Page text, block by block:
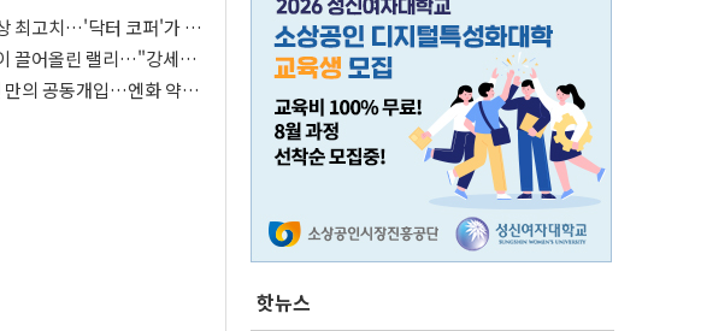
최고치…'닥터 코퍼'가 말
호가 달라졌다
끌어올린 랠리…"강세장
경고등"
만의 공동개입…엔화 약세
핫뉴스